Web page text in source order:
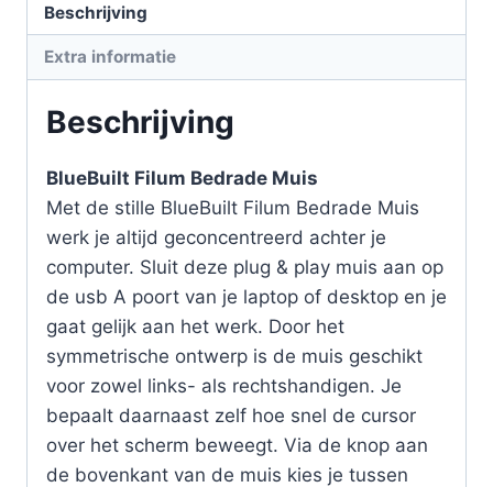
Beschrijving
Extra informatie
Beschrijving
BlueBuilt Filum Bedrade Muis
Met de stille BlueBuilt Filum Bedrade Muis
werk je altijd geconcentreerd achter je
computer. Sluit deze plug & play muis aan op
de usb A poort van je laptop of desktop en je
gaat gelijk aan het werk. Door het
symmetrische ontwerp is de muis geschikt
voor zowel links- als rechtshandigen. Je
bepaalt daarnaast zelf hoe snel de cursor
over het scherm beweegt. Via de knop aan
de bovenkant van de muis kies je tussen